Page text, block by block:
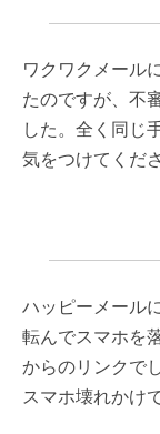
ワクワクメール
たのですが、不
した。全く同じ
気をつけてくだ
ハッピーメール
転んでスマホを
からのリンクで
スマホ壊れかけ